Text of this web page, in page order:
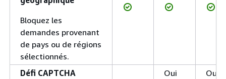
Bloquez les
demandes provenant
de pays ou de régions
sélectionnés.
Défi CAPTCHA
Oui Oui